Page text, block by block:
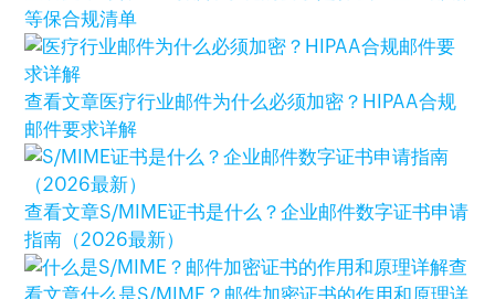
等保合规清单
查看文章医疗行业邮件为什么必须加密？HIPAA合规
邮件要求详解
查看文章S/MIME证书是什么？企业邮件数字证书申请
指南（2026最新）
查
看文章什么是S/MIME？邮件加密证书的作用和原理详